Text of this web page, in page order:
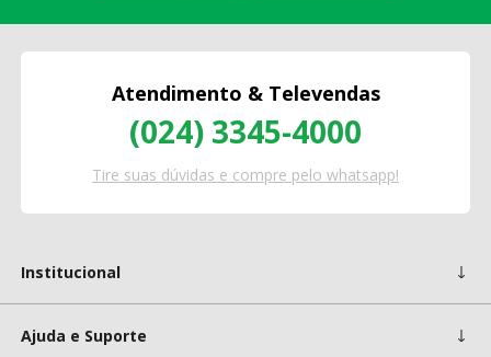
Atendimento & Televendas
(024) 3345-4000
Tire suas dúvidas e compre pelo whatsapp!
Institucional
Ajuda e Suporte